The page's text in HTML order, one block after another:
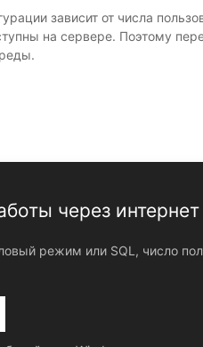
зависит от числа
на сервере. Поэтому
через интернет
режим или SQL, число